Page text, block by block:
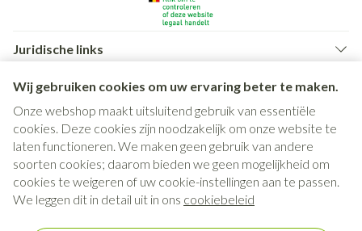
Wij gebruiken cookies om uw ervaring beter te maken.
Onze webshop maakt uitsluitend gebruik van essentiële
cookies. Deze cookies zijn noodzakelijk om onze website te
laten functioneren. We maken geen gebruik van andere
soorten cookies; daarom bieden we geen mogelijkheid om
cookies te weigeren of uw cookie-instellingen aan te passen.
We leggen dit in detail uit in ons cookiebeleid
Juridische links